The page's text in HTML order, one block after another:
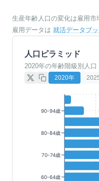
生産年齢人口の変化は雇用
雇用データは 就活データブッ
人口ピラミッド
2020年の年齢階級別人口
2020年
90-94歳
80-84歳
70-74歳
60-64歳